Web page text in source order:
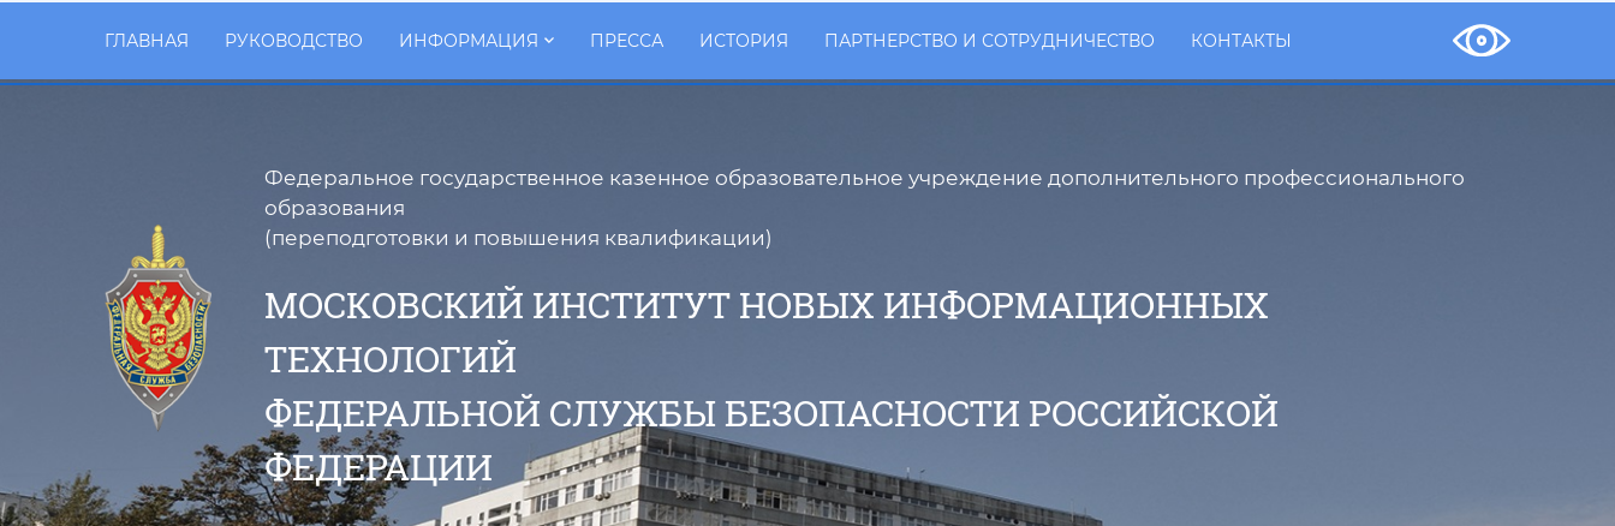
ГЛАВНАЯ РУКОВОДСТВО ИНФОРМАЦИЯ ПРЕССА ИСТОРИЯ ПАРТНЕРСТВО И СОТРУДНИЧЕСТВО КОНТАКТЫ
Федеральное государственное казенное образовательное учреждение дополнительного профессионального
образования
(переподготовки и повышения квалификации)
МОСКОВСКИЙ ИНСТИТУТ НОВЫХ ИНФОРМАЦИОННЫХ
ТЕХНОЛОГИЙ
ФЕДЕРАЛЬНОЙ СЛУЖБЫ БЕЗОПАСНОСТИ РОССИЙСКОЙ
ФЕДЕРАЦИИ